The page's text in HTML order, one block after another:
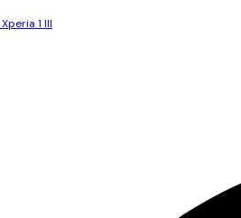
1 III